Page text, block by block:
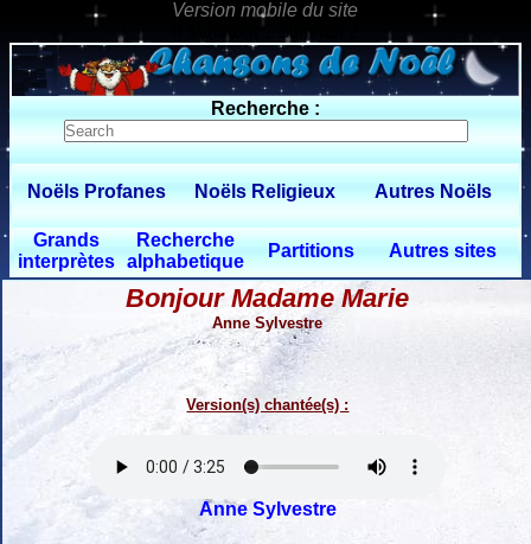
0 $limitbot 1 $limittot 2
Recherche :
Noëls Profanes Noëls Religieux Autres Noëls
Grands
interprètes
Recherche
alphabetique
Partitions Autres sites
Bonjour Madame Marie
Anne Sylvestre
Version(s) chantée(s) :
Anne Sylvestre